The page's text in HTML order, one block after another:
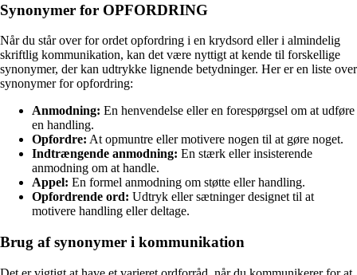
Synonymer for OPFORDRING
Når du står over for ordet opfordring i en krydsord eller i almindelig
skriftlig kommunikation, kan det være nyttigt at kende til forskellige
synonymer, der kan udtrykke lignende betydninger. Her er en liste over
synonymer for opfordring:
Anmodning: En henvendelse eller en forespørgsel om at udføre
en handling.
Opfordre: At opmuntre eller motivere nogen til at gøre noget.
Indtrængende anmodning: En stærk eller insisterende
anmodning om at handle.
Appel: En formel anmodning om støtte eller handling.
Opfordrende ord: Udtryk eller sætninger designet til at
motivere handling eller deltage.
Brug af synonymer i kommunikation